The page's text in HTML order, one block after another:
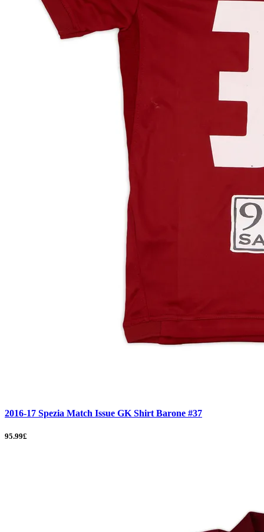
2016-17 Spezia Match Issue GK Shirt Barone #37
95.99£